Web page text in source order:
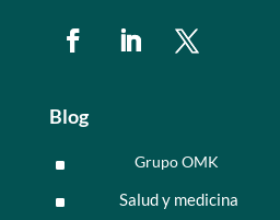
Blog
^ Grupo OMK
^ Salud y medicina